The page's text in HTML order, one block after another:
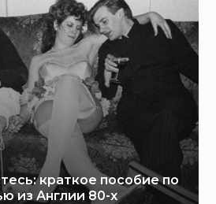
краткое пособие по
из Англии 80-х